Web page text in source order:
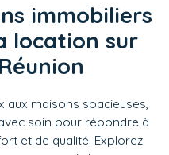
immobiliers
location sur
maisons spacieuses,
soin pour répondre à
et de qualité. Explorez